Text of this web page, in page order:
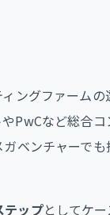
ングファームの
PwCなど総合コ
ベンチャーでも
テップとしてケ